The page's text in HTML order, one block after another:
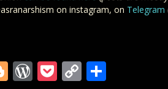
on instagram, on Telegram
Blogger
WordPress
Pocket
Copy